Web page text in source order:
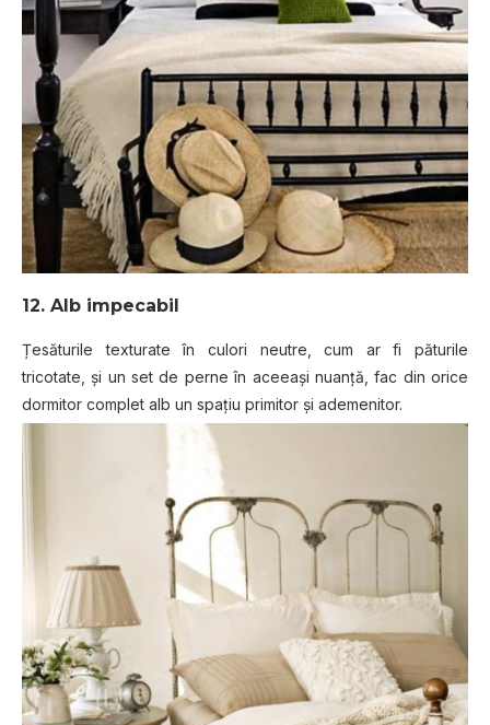
12. Alb impecabil
Țesăturile texturate în culori neutre, cum ar fi păturile
tricotate, și un set de perne în aceeași nuanță, fac din orice
dormitor complet alb un spațiu primitor și ademenitor.